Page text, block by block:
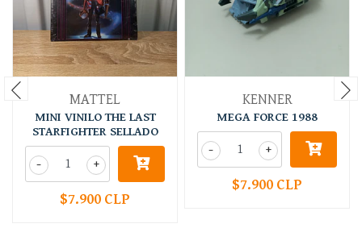
MATTEL
MINI VINILO THE LAST
STARFIGHTER SELLADO
+
-
$7.900 CLP
KENNER
MEGA FORCE 1988
+
-
$7.900 CLP